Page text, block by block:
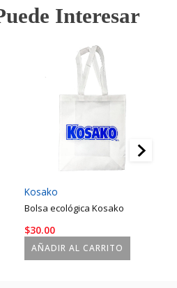
Interesar
AÑADIR AL CARRITO
Kosako
Bolsa ecológica Kosako
$30.00